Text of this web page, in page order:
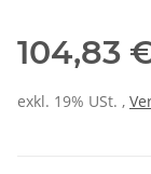
104,83
exkl. 19% USt. ,